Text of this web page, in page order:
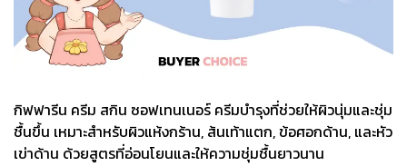
กิฟฟารีน ครีม สกิน ซอฟเทนเนอร์ ครีมบำรุงที่ช่วยให้ผิวนุ่มและชุ่ม
ชื้นขึ้น เหมาะสำหรับผิวแห้งกร้าน, ส้นเท้าแตก, ข้อศอกด้าน, และหัว
เข่าด้าน ด้วยสูตรที่อ่อนโยนและให้ความชุ่มชื้นยาวนาน